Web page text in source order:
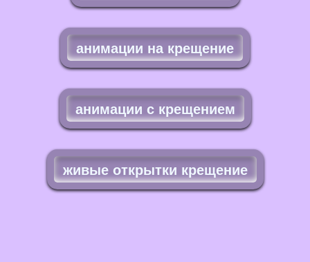
анимации на крещение
анимации с крещением
живые открытки крещение